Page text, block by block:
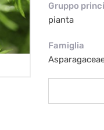
Gruppo
pianta
Famiglia